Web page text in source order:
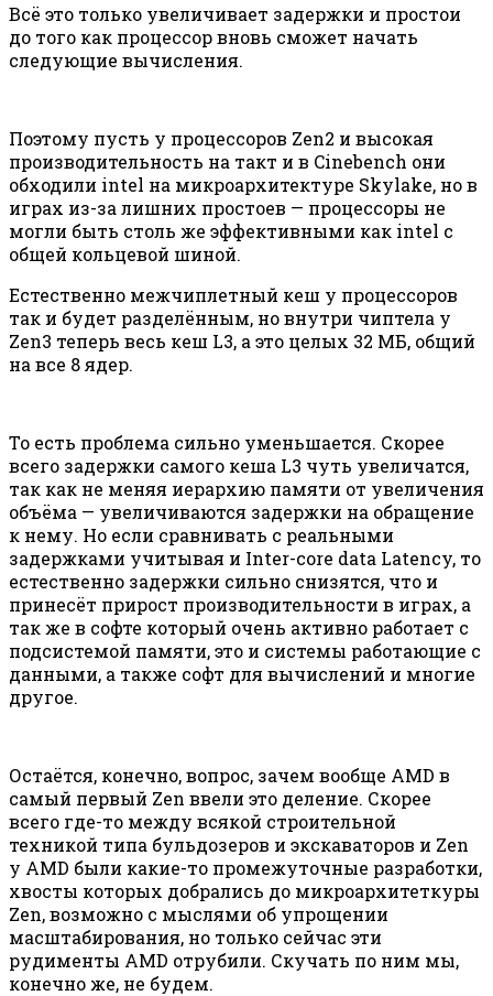
Всё это только увеличивает задержки и простои
до того как процессор вновь сможет начать
следующие вычисления.
Поэтому пусть у процессоров Zen2 и высокая
производительность на такт и в Cinebench они
обходили intel на микроархитектуре Skylake, но в
играх из-за лишних простоев — процессоры не
могли быть столь же эффективными как intel с
общей кольцевой шиной.
Естественно межчиплетный кеш у процессоров
так и будет разделённым, но внутри чиптела у
Zen3 теперь весь кеш L3, а это целых 32 МБ, общий
на все 8 ядер.
То есть проблема сильно уменьшается. Скорее
всего задержки самого кеша L3 чуть увеличатся,
так как не меняя иерархию памяти от увеличения
объёма — увеличиваются задержки на обращение
к нему. Но если сравнивать с реальными
задержками учитывая и Inter-core data Latency, то
естественно задержки сильно снизятся, что и
принесёт прирост производительности в играх, а
так же в софте который очень активно работает с
подсистемой памяти, это и системы работающие с
данными, а также софт для вычислений и многие
другое.
Остаётся, конечно, вопрос, зачем вообще AMD в
самый первый Zen ввели это деление. Скорее
всего где-то между всякой строительной
техникой типа бульдозеров и экскаваторов и Zen
у AMD были какие-то промежуточные разработки,
хвосты которых добрались до микроархитеткуры
Zen, возможно с мыслями об упрощении
масштабирования, но только сейчас эти
рудименты AMD отрубили. Скучать по ним мы,
конечно же, не будем.